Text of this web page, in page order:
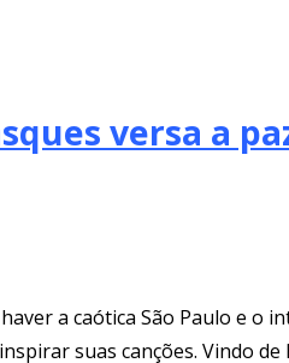
versa a
a caótica São Paulo e
suas canções. Vindo